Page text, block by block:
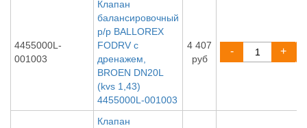
4455000L-
001003
Клапан
балансировочный
р/р BALLOREX
FODRV с
дренажем,
BROEN DN20L
(kvs 1,43)
4455000L-001003
4 407
руб
- +
Клапан